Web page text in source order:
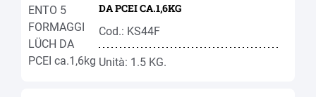
DA PCEI CA.1,6KG
Cod.: KS44F
Unità: 1.5 KG.